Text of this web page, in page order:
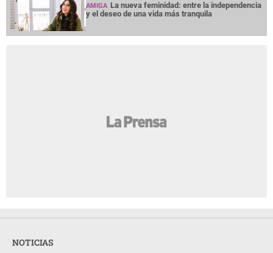
AMIGA La nueva feminidad: entre la independencia
y el deseo de una vida más tranquila
NOTICIAS